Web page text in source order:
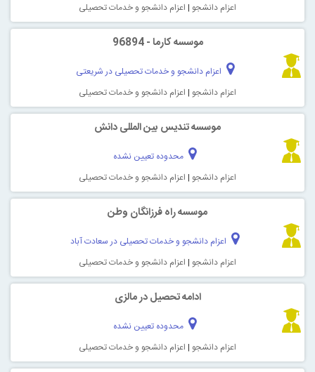
اعزام دانشجو | اعزام دانشجو و خدمات تحصیلی
موسسه کارما - 96894
اعزام دانشجو و خدمات تحصیلی در شریعتی
اعزام دانشجو | اعزام دانشجو و خدمات تحصیلی
موسسه تندیس بین المللی دانش
محدوده تعیین نشده
اعزام دانشجو | اعزام دانشجو و خدمات تحصیلی
موسسه راه فرزانگان وطن
اعزام دانشجو و خدمات تحصیلی در سعادت آباد
اعزام دانشجو | اعزام دانشجو و خدمات تحصیلی
ادامه تحصیل در مالزی
محدوده تعیین نشده
اعزام دانشجو | اعزام دانشجو و خدمات تحصیلی